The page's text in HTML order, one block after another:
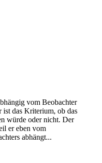
vom Beobachter
das Kriterium, ob das
würde oder nicht. Der
er eben vom
abhängt...